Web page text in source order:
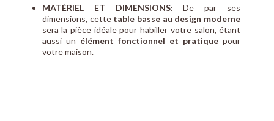
MATÉRIEL ET DIMENSIONS: De par ses
dimensions, cettetable basse au design moderne
sera la pièce idéale pour habiller votre salon, étant
aussi un élément fonctionnel et pratique pour
votre maison.